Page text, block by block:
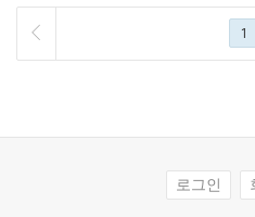
1
로그인